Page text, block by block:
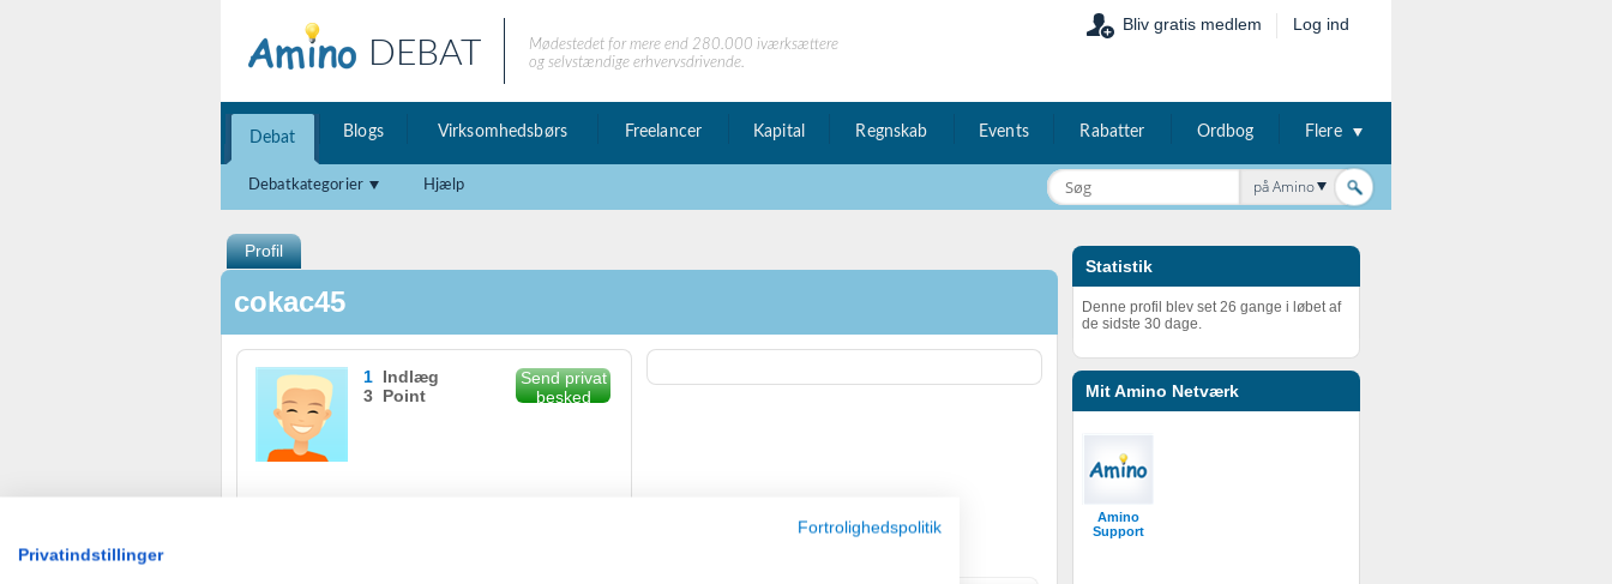
DEBAT
Mødestedet for mere end 280.000 iværksættere
og selvstændige erhvervsdrivende.
Bliv gratis medlem Log ind
Debat Blogs Virksomhedsbørs Freelancer Kapital Regnskab Events Rabatter Ordbog Flere
Debatkategorier Hjælp på Amino
Statistik
Denne profil blev set 26 gange i løbet af
de sidste 30 dage.
Mit Amino Netværk
Amino
Support
Profil
cokac45
1 Indlæg
3 Point
Send privat
besked
Fortrolighedspolitik
Privatindstillinger